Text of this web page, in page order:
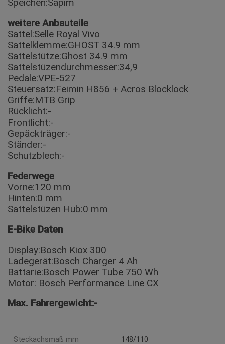
Speichen:Sapim
weitere Anbauteile
Sattel:Selle Royal Vivo
Sattelklemme:GHOST 34.9 mm
Sattelstütze:Ghost 34.9 mm
Sattelstüzendurchmesser:34,9
Pedale:VPE-527
Steuersatz:Feimin H856 + Acros Blocklock
Griffe:MTB Grip
Rücklicht:-
Frontlicht:-
Gepäckträger:-
Ständer:-
Schutzblech:-
Federwege
Vorne:120 mm
Hinten:0 mm
Sattelstüzen Hub:0 mm
E-Bike Daten
Display:Bosch Kiox 300
Ladegerät:Bosch Charger 4 Ah
Battarie:Bosch Power Tube 750 Wh
Motor: Bosch Performance Line CX
Max. Fahrergewicht:-
Steckachsmaß mm 148/110